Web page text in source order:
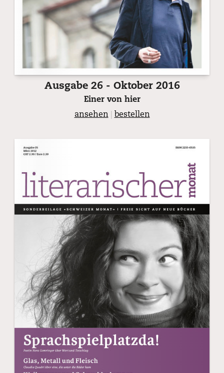
Ausgabe 26 - Oktober 2016
Einer von hier
ansehen
bestellen